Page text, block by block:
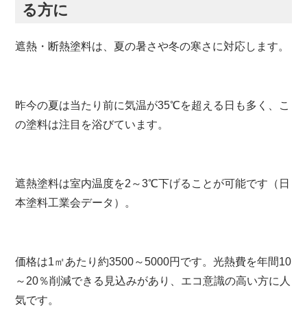
る方に
遮熱・断熱塗料は、夏の暑さや冬の寒さに対応します。
昨今の夏は当たり前に気温が35℃を超える日も多く、こ
の塗料は注目を浴びています。
遮熱塗料は室内温度を2～3℃下げることが可能です（日
本塗料工業会データ）。
価格は1㎡あたり約3500～5000円です。光熱費を年間10
～20％削減できる見込みがあり、エコ意識の高い方に人
気です。